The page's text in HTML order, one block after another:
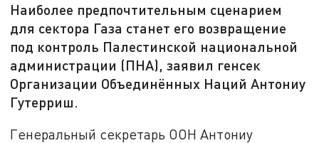
Наиболее предпочтительным сценарием
для сектора Газа станет его возвращение
под контроль Палестинской национальной
администрации (ПНА), заявил генсек
Организации Объединённых Наций Антониу
Гутерриш.
Генеральный секретарь ООН Антониу